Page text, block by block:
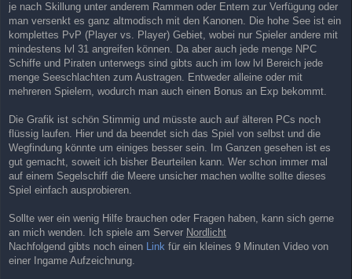
je nach Skillung unter anderem Rammen oder Entern zur Verfügung oder
man versenkt es ganz altmodisch mit den Kanonen. Die hohe See ist ein
komplettes PvP (Player vs. Player) Gebiet, wobei nur Spieler andere mit
mindestens lvl 31 angreifen können. Da aber auch jede menge NPC
Schiffe und Piraten unterwegs sind gibts auch im low lvl Bereich jede
menge Seeschlachten zum Austragen. Entweder alleine oder mit
mehreren Spielern, wodurch man auch einen Bonus an Exp bekommt.
Die Grafik ist schön Stimmig und müsste auch auf älteren PCs noch
flüssig laufen. Hier und da beendet sich das Spiel von selbst und die
Wegfindung könnte um einiges besser sein. Im Ganzen gesehen ist es
gut gemacht, soweit ich bisher Beurteilen kann. Wer schon immer mal
auf einem Segelschiff die Meere unsicher machen wollte sollte dieses
Spiel einfach ausprobieren.
Sollte wer ein wenig Hilfe brauchen oder Fragen haben, kann sich gerne
an mich wenden. Ich spiele am Server Nordlicht
Nachfolgend gibts noch einen Link für ein kleines 9 Minuten Video von
einer Ingame Aufzeichnung.